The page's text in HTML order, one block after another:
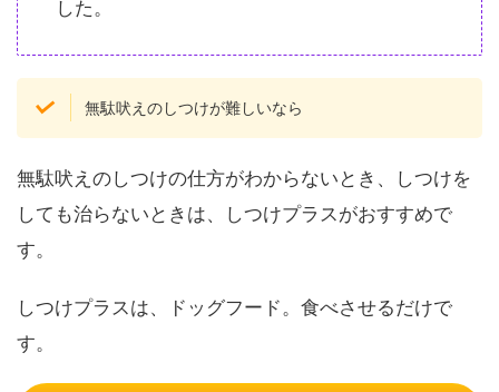
した。
無駄吠えのしつけが難しいなら
無駄吠えのしつけの仕方がわからないとき、しつけを
しても治らないときは、しつけプラスがおすすめで
す。
しつけプラスは、ドッグフード。食べさせるだけで
す。